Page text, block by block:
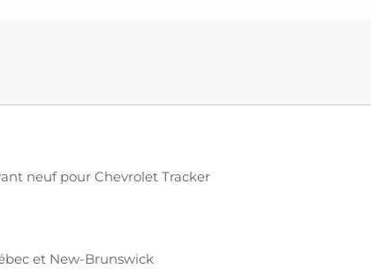
neuf pour Chevrolet Tracker
et New-Brunswick